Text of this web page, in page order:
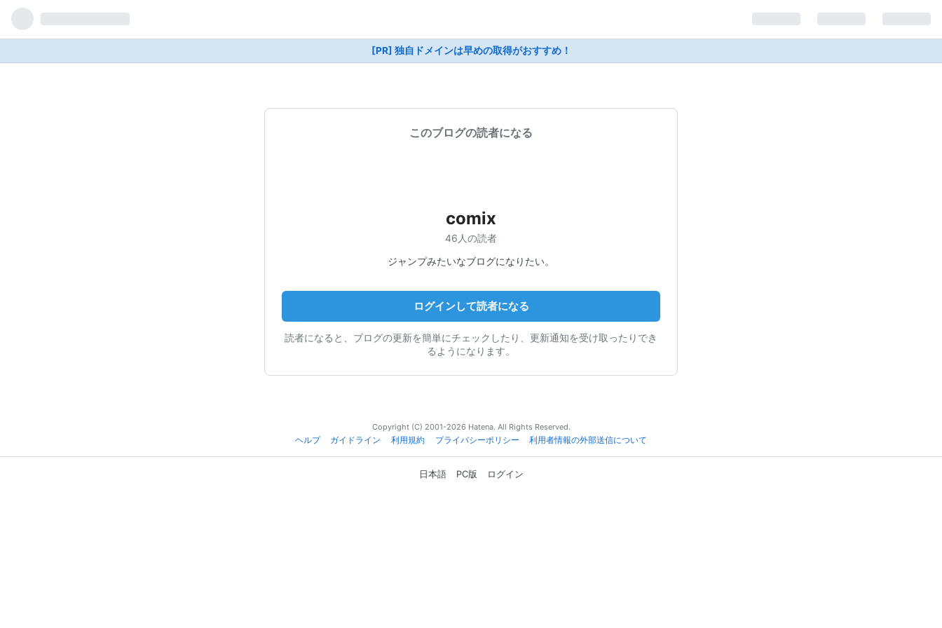
[PR] 独自ドメインは早めの取得がおすすめ！
このブログの読者になる
comix
46人の読者
ジャンプみたいなブログになりたい。
ログインして読者になる
読者になると、ブログの更新を簡単にチェックしたり、更新通知を受け取ったりでき
るようになります。
Copyright (C) 2001-2026 Hatena. All Rights Reserved.
ヘルプ
ガイドライン 利用規約 プライバシーポリシー 利用者情報の外部送信について
日本語 PC版 ログイン